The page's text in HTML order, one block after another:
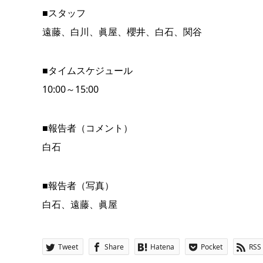
■スタッフ
遠藤、白川、眞屋、櫻井、白石、関谷
■タイムスケジュール
10:00～15:00
■報告者（コメント）
白石
■報告者（写真）
白石、遠藤、眞屋
Tweet Share Hatena Pocket RSS